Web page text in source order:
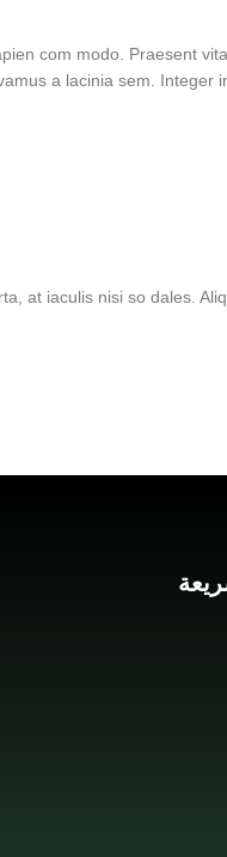
com modo. Praesent
a lacinia sem. Integer
at iaculis nisi so dales.